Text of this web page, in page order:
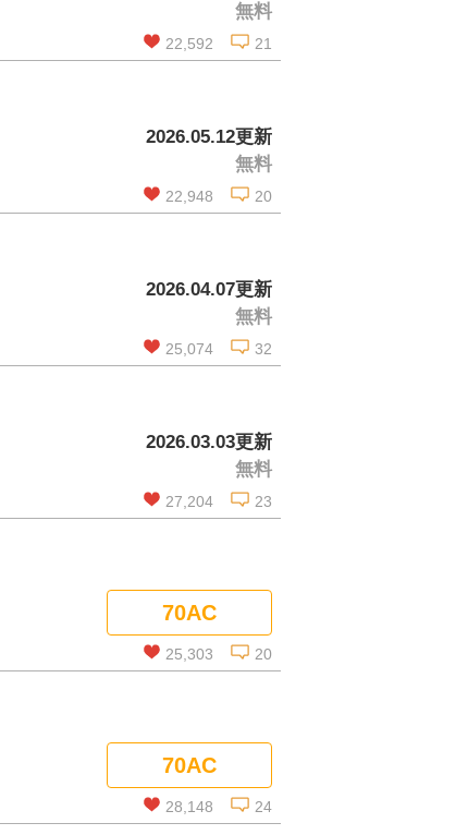
無料
22,592 21
2026.05.12更新
無料
22,948 20
2026.04.07更新
無料
25,074 32
2026.03.03更新
無料
27,204 23
コメントを見る
70AC
25,303 20
コメントを見る
70AC
28,148 24